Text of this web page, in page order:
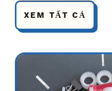
XEM TẤT CẢ